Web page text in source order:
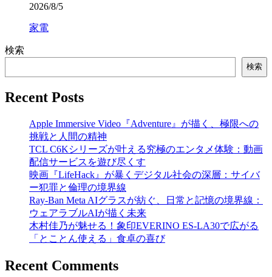
2026/8/5
家電
検索
検索
Recent Posts
Apple Immersive Video『Adventure』が描く、極限への
挑戦と人間の精神
TCL C6Kシリーズが叶える究極のエンタメ体験：動画
配信サービスを遊び尽くす
映画『LifeHack』が暴くデジタル社会の深層：サイバ
ー犯罪と倫理の境界線
Ray-Ban Meta AIグラスが紡ぐ、日常と記憶の境界線：
ウェアラブルAIが描く未来
木村佳乃が魅せる！象印EVERINO ES-LA30で広がる
「とことん使える」食卓の喜び
Recent Comments